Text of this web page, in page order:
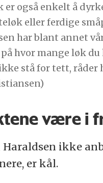
også enkelt å
eller ferdige
har blant annet
på hvor mange løk du
stå for tett, råder
være i
Haraldsen ikke
er kål.